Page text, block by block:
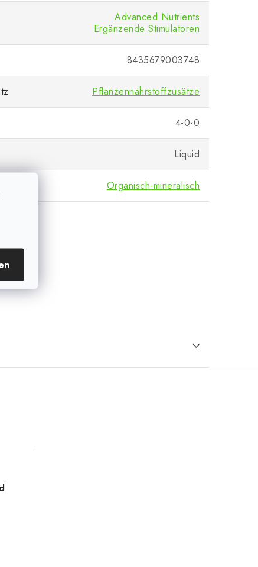
Advanced Nutrients
Ergänzende Stimulatoren
8435679003748
Pflanzennährstoffzusätze
4-0-0
Liquid
Organisch-mineralisch